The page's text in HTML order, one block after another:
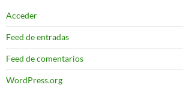
Acceder
Feed de entradas
Feed de comentarios
WordPress.org